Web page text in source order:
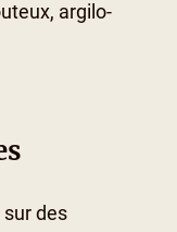
argilo-
des